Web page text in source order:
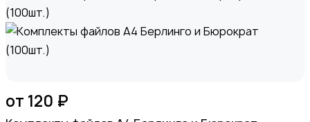
от 120 ₽